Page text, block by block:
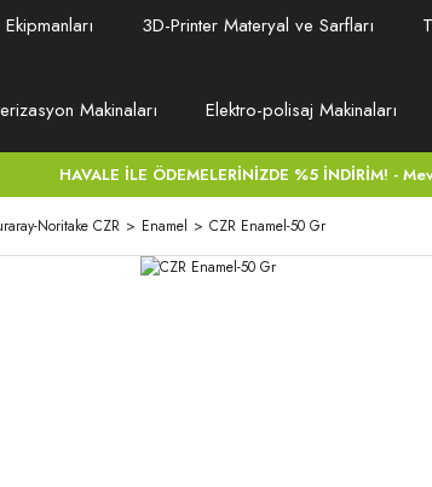
3D-Printer Materyal ve Sarfları
Makinaları Elektro-polisaj Makinaları
HAVALE İLE ÖDEMELERİNİZDE %5 İNDİRİM! -
Noritake CZR Enamel CZR Enamel-50 Gr